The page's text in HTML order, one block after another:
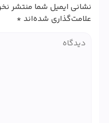
نشانی ایمیل شما منتشر
علامت‌گذاری شده‌اند *